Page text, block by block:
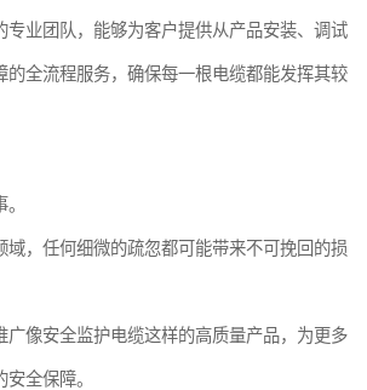
专业团队，能够为客户提供从产品安装、调试
的全流程服务，确保每一根电缆都能发挥其较
域，任何细微的疏忽都可能带来不可挽回的损
广像安全监护电缆这样的高质量产品，为更多
全保障。